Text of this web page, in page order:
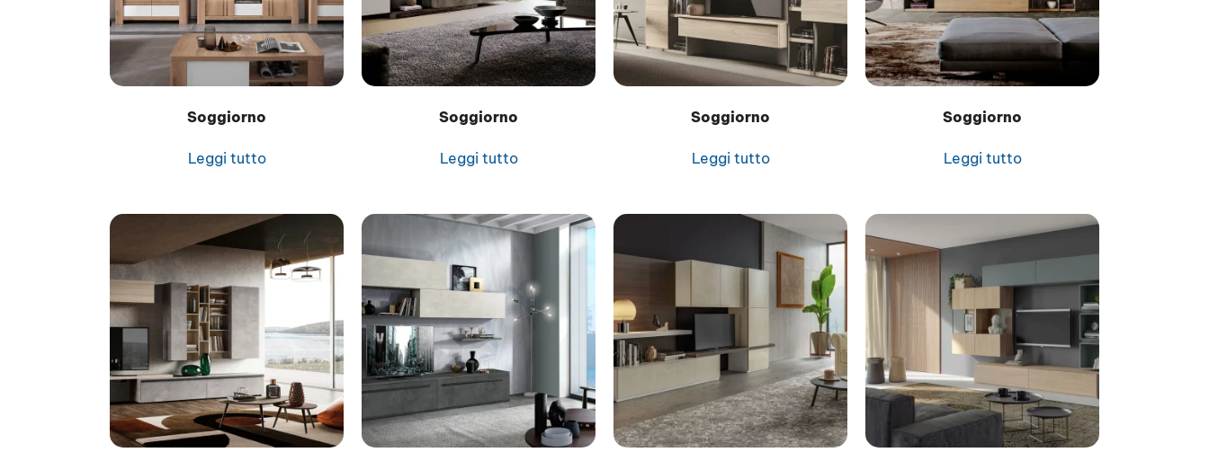
Soggiorno
Leggi tutto
Soggiorno
Leggi tutto
Soggiorno
Leggi tutto
Soggiorno
Leggi tutto